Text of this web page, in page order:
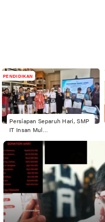
PENDIDIKAN
Persiapan Separuh Hari, SMP
IT Insan Mul…